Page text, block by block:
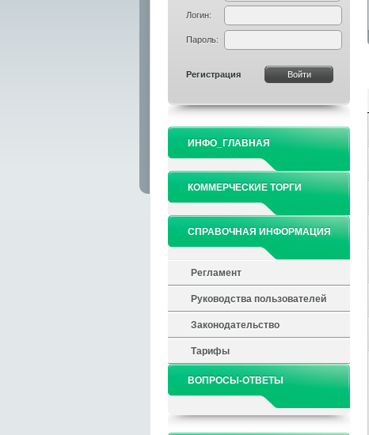
Логин:
Пароль:
Регистрация
ИНФО_ГЛАВНАЯ
КОММЕРЧЕСКИЕ ТОРГИ
СПРАВОЧНАЯ ИНФОРМАЦИЯ
Регламент
Руководства пользователей
Законодательство
Тарифы
ВОПРОСЫ-ОТВЕТЫ